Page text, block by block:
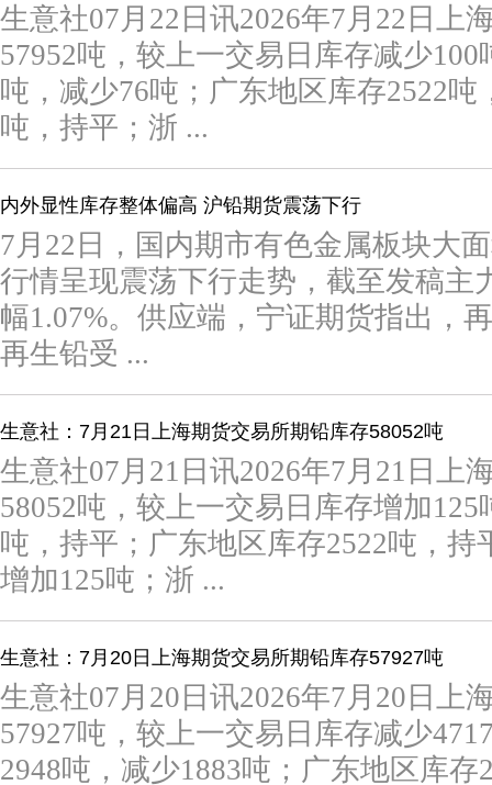
生意社07月22日讯2026年7月22日上
57952吨，较上一交易日库存减少
吨，减少76吨；广东地区库存2522
吨，持平；浙 ...
内外显性库存整体偏高 沪铅期货震荡下行
7月22日，国内期市有色金属板块大
行情呈现震荡下行走势，截至发稿主
幅1.07%。供应端，宁证期货指出，
再生铅受 ...
生意社：7月21日上海期货交易所期铅库存58052吨
生意社07月21日讯2026年7月21日上
58052吨，较上一交易日库存增加
吨，持平；广东地区库存2522吨，持
增加125吨；浙 ...
生意社：7月20日上海期货交易所期铅库存57927吨
生意社07月20日讯2026年7月20日上
57927吨，较上一交易日库存减少
2948吨，减少1883吨；广东地区库